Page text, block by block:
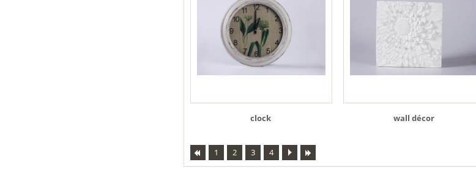
clock wall décor
1 2 3 4